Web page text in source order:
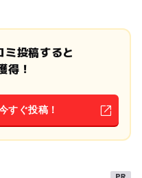
ミ投稿すると
得！
すぐ投稿！